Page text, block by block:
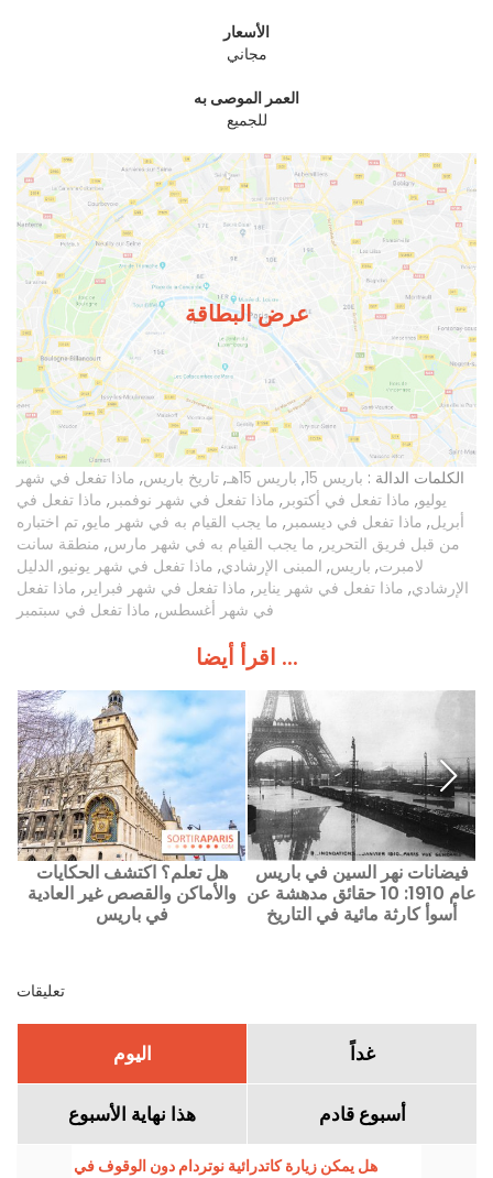
الأسعار
مجاني
العمر الموصى به
للجميع
عرض البطاقة
الكلمات الدالة : باريس 15 , باريس 15هـ , تاريخ باريس, ماذا تفعل في شهر
يوليو, ماذا تفعل في أكتوبر , ماذا تفعل في شهر نوفمبر , ماذا تفعل في
أبريل, ماذا تفعل في ديسمبر , ما يجب القيام به في شهر مايو, تم اختباره
من قبل فريق التحرير , ما يجب القيام به في شهر مارس, منطقة سانت
لامبرت, باريس, المبنى الإرشادي, ماذا تفعل في شهر يونيو, الدليل
الإرشادي, ماذا تفعل في شهر يناير , ماذا تفعل في شهر فبراير , ماذا تفعل
في شهر أغسطس, ماذا تفعل في سبتمبر
اقرأ أيضا ...
هل تعلم؟ اكتشف الحكايات
والأماكن والقصص غير العادية
في باريس
فيضانات نهر السين في باريس
عام 1910: 10 حقائق مدهشة عن
أسوأ كارثة مائية في التاريخ
تعليقات
اليوم غداً
هذا نهاية الأسبوع أسبوع قادم
هل يمكن زيارة كاتدرائية نوتردام دون الوقوف في